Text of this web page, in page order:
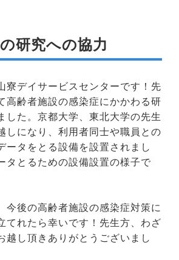
研究への協力
寮デイサービスセンターです！先
高齢者施設の感染症にかかわる研
した。京都大学、東北大学の先生
しになり、利用者同士や職員との
ータをとる設備を設置されまし
タとるための設備設置の様子で
今後の高齢者施設の感染症対策に
てれたら幸いです！先生方、わざ
越し頂きありがとうございまし